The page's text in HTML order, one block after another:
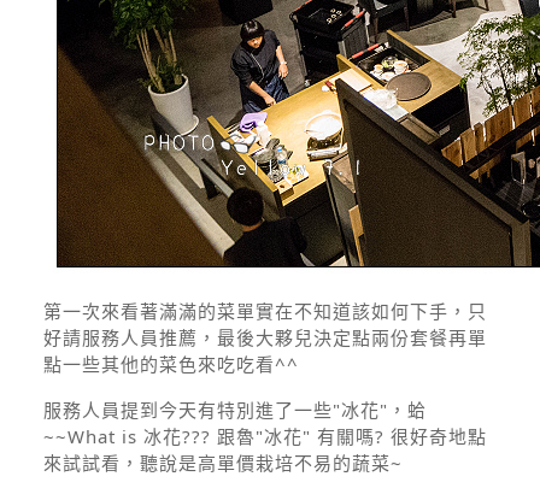
第一次來看著滿滿的菜單實在不知道該如何下手，只
好請服務人員推薦，最後大夥兒決定點兩份套餐再單
點一些其他的菜色來吃吃看^^
服務人員提到今天有特別進了一些"冰花"，蛤
~~What is 冰花??? 跟魯"冰花" 有關嗎? 很好奇地點
來試試看，聽說是高單價栽培不易的蔬菜~